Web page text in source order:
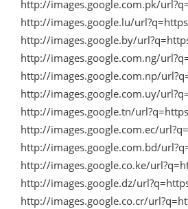
http://images.google.com.pk/
http://images.google.lu/
http://images.google.by/
http://images.google.com.ng/
http://images.google.com.np/
http://images.google.com.uy/
http://images.google.tn/
http://images.google.com.ec/
http://images.google.com.bd/
http://images.google.co.ke/
http://images.google.dz/
http://images.google.co.cr/